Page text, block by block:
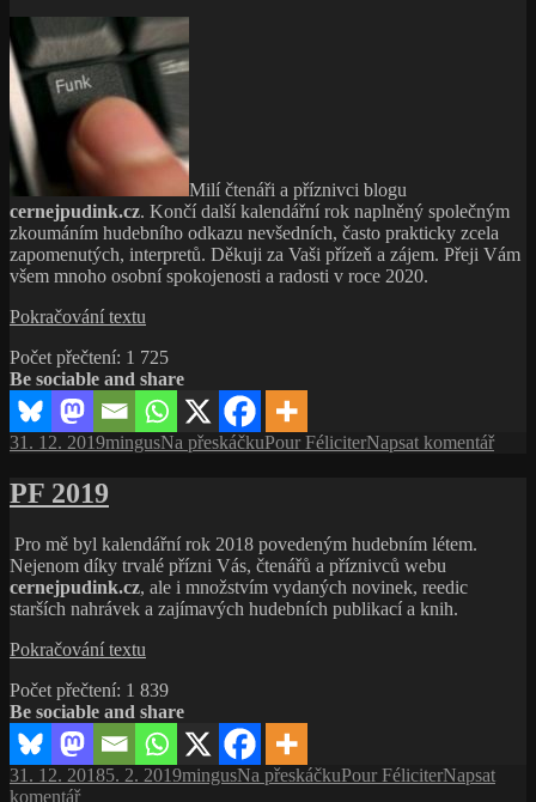
Féliciter
2021
Milí čtenáři a příznivci blogu
cernejpudink.cz. Končí další kalendářní rok naplněný společným
zkoumáním hudebního odkazu nevšedních, často prakticky zcela
zapomenutých, interpretů. Děkuji za Vaši přízeň a zájem. Přeji Vám
všem mnoho osobní spokojenosti a radosti v roce 2020.
Pokračování textu
Počet přečtení: 1 725
Be sociable and share
Publikováno:
31. 12. 2019Autor:
mingusRubriky:
Na přeskáčkuŠtítky:
Pour FéliciterNapsat komentářpro
PF 2019
Pro mě byl kalendářní rok 2018 povedeným hudebním létem.
Nejenom díky trvalé přízni Vás, čtenářů a příznivců webu
cernejpudink.cz, ale i množstvím vydaných novinek, reedic
starších nahrávek a zajímavých hudebních publikací a knih.
Pokračování textu
Počet přečtení: 1 839
Be sociable and share
Publikováno:
31. 12. 20185. 2. 2019Autor:
mingusRubriky:
Na přeskáčkuŠtítky:
Pour FéliciterNapsat
komentářpro